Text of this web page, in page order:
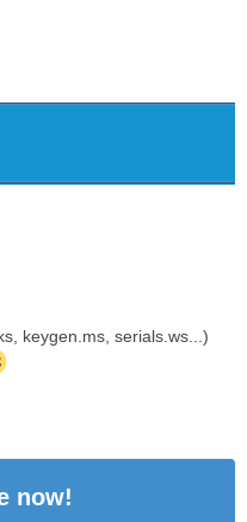
keygen.ms, serials.ws...)
now!